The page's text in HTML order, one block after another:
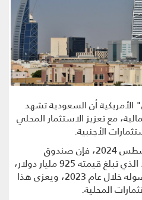
أن السعودية تشهد
مع تعزيز الاستثمار المحلي
الأجنبية.
ووفقًا لتقرير صدر يوم 23 أغسطس 2024، فإن صندوق
الاستثمارات العامة السعودي، الذي تبلغ قيمته 925 مليار دولار،
شهد زيادة بنسبة 29% في أصوله خلال عام 2023، ويعزى هذا
المحلية.